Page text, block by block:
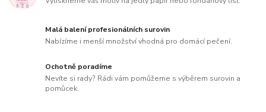
Malá balení profesionálních surovin
Nabízíme i menší množství vhodná pro domácí pečení.
Ochotně poradíme
Nevíte si rady? Rádi vám pomůžeme s výběrem surovin a
pomůcek.